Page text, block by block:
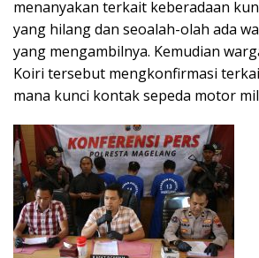
menanyakan terkait keberadaan
yang hilang dan seoalah-olah ada
yang mengambilnya. Kemudian
Koiri tersebut mengkonfirmasi
mana kunci kontak sepeda motor